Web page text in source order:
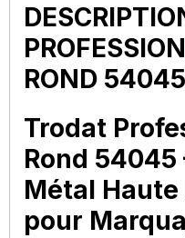
ROND 54045
Trodat
Rond 54045
Métal
pour